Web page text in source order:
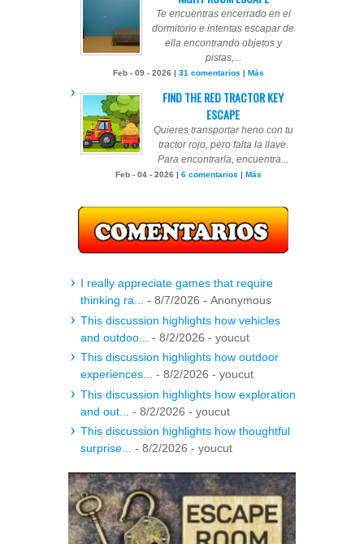
Te encuentras encerrado en el
dormitorio e intentas escapar de
ella encontrando objetos y
pistas,...
Feb - 09 - 2026 | 31 comentarios Más
FIND THE RED TRACTOR KEY
ESCAPE
Quieres transportar heno con tu
tractor rojo, pero falta la llave.
Para encontrarla, encuentra...
Feb - 04 - 2026 | 6 comentarios Más
I really appreciate games that require
thinking ra... - 8/7/2026 - Anonymous
This discussion highlights how vehicles
and outdoo...
- 8/2/2026 - youcut
This discussion highlights how outdoor
experiences... - 8/2/2026 - youcut
This discussion highlights how exploration
and out...
- 8/2/2026 - youcut
This discussion highlights how thoughtful
surprise... - 8/2/2026 - youcut